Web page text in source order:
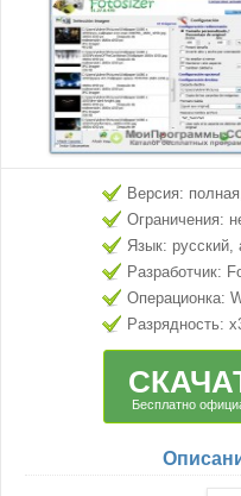
Версия:
Ограничения:
Язык: русский,
Разработчик:
Операционка:
Разрядность:
Бесплатно